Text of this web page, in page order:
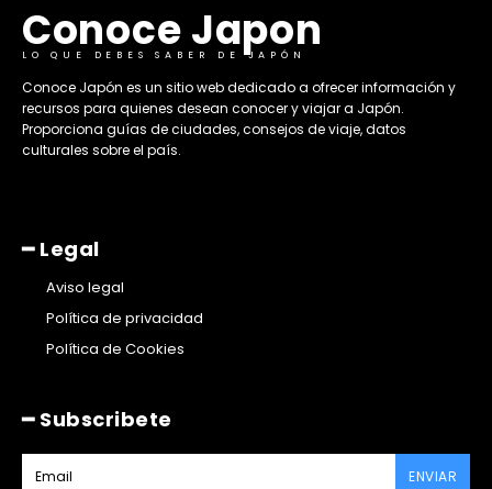
Conoce Japon
LO QUE DEBES SABER DE JAPÓN
​Conoce Japón es un sitio web dedicado a ofrecer información y
recursos para quienes desean conocer y viajar a Japón.
Proporciona guías de ciudades, consejos de viaje, datos
culturales sobre el país. ​
━ Legal
Aviso legal
Política de privacidad
Política de Cookies
━ Subscribete
ENVIAR